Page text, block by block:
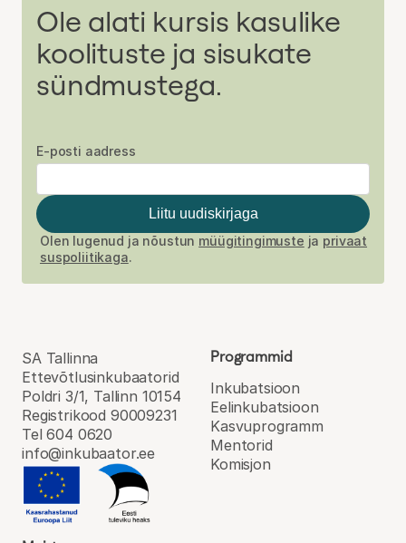
Ole alati kursis kasulike
koolituste ja sisukate
sündmustega.
E-posti aadress
Liitu uudiskirjaga
Olen lugenud ja nõustun müügitingimuste ja privaat
suspoliitikaga.
SA Tallinna
Ettevõtlusinkubaatorid
Poldri 3/1, Tallinn 10154
Registrikood 90009231
Tel 604 0620
info@inkubaator.ee
Programmid
Inkubatsioon
Eel­inkubatsioon
Kasvu­programm
Mentorid
Komisjon